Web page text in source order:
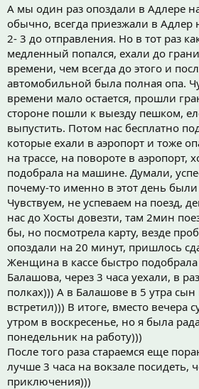
А мы один раз опоздали в Адлере
обычно, всегда приезжали в Адлер
2- 3 до отправления. Но в тот раз
медленный попался, ехали до
времени, чем всегда до этого и
автомобильной была полная опа.
времени мало остается, прошли
стороне пошли к выезду пешком,
выпустить. Потом нас бесплатно
которые ехали в аэропорт и тоже
на трассе, на повороте в аэропорт,
подобрала на машине. Думали,
почему-то именно в этот день
Чувствуем, не успеваем на поезд,
нас до Хосты довезти, там 2мин
бы, но посмотрела карту, везде
опоздали на 20 минут, пришлось
Женщина в кассе быстро
Балашова, через 3 часа уехали, в
полках))) А в Балашове в 5 утра
встретил))) В итоге, вместо вечера
утром в воскресенье, но я была
понедельник на работу)))
После того раза стараемся еще
лучше 3 часа на вокзале посидеть,
приключения)))